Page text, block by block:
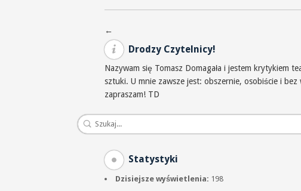
Nawigacja po wpisach
←
Drodzy Czytelnicy!
Nazywam się Tomasz Domagała i jestem krytykiem
sztuki. U mnie zawsze jest: obszernie, osobiście i
zapraszam! TD
Statystyki
Dzisiejsze wyświetlenia: 198